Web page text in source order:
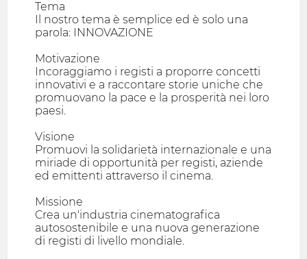
Tema
Il nostro tema è semplice ed è solo una
parola: INNOVAZIONE
Motivazione
Incoraggiamo i registi a proporre concetti
innovativi e a raccontare storie uniche che
promuovano la pace e la prosperità nei loro
paesi.
Visione
Promuovi la solidarietà internazionale e una
miriade di opportunità per registi, aziende
ed emittenti attraverso il cinema.
Missione
Crea un'industria cinematografica
autosostenibile e una nuova generazione
di registi di livello mondiale.